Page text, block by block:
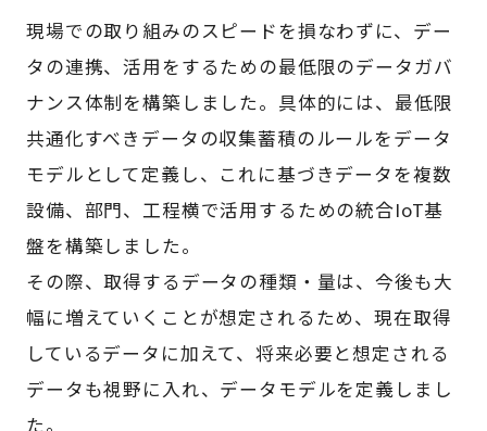
現場での取り組みのスピードを損なわずに、デー
タの連携、活用をするための最低限のデータガバ
ナンス体制を構築しました。具体的には、最低限
共通化すべきデータの収集蓄積のルールをデータ
モデルとして定義し、これに基づきデータを複数
設備、部門、工程横で活用するための統合IoT基
盤を構築しました。
その際、取得するデータの種類・量は、今後も大
幅に増えていくことが想定されるため、現在取得
しているデータに加えて、将来必要と想定される
データも視野に入れ、データモデルを定義しまし
た。